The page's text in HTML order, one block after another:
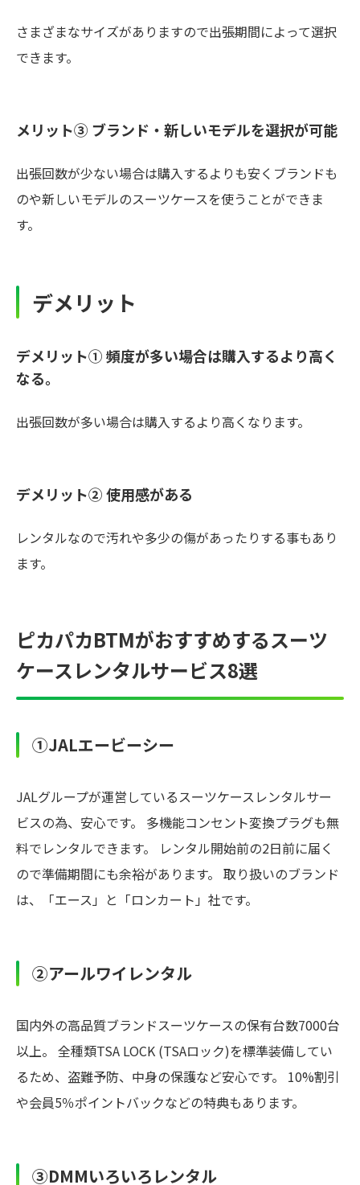
さまざまなサイズがありますので出張期間によって選択
できます。
メリット③ ブランド・新しいモデルを選択が可能
出張回数が少ない場合は購入するよりも安くブランドも
のや新しいモデルのスーツケースを使うことができま
す。
デメリット
デメリット① 頻度が多い場合は購入するより高く
なる。
出張回数が多い場合は購入するより高くなります。
デメリット② 使用感がある
レンタルなので汚れや多少の傷があったりする事もあり
ます。
ピカパカBTMがおすすめするスーツ
ケースレンタルサービス8選
①JALエービーシー
JALグループが運営しているスーツケースレンタルサー
ビスの為、安心です。 多機能コンセント変換プラグも無
料でレンタルできます。 レンタル開始前の2日前に届く
ので準備期間にも余裕があります。 取り扱いのブランド
は、「エース」と「ロンカート」社です。
②アールワイレンタル
国内外の高品質ブランドスーツケースの保有台数7000台
以上。 全種類TSA LOCK (TSAロック)を標準装備してい
るため、盗難予防、中身の保護など安心です。 10%割引
や会員5％ポイントバックなどの特典もあります。
③DMMいろいろレンタル